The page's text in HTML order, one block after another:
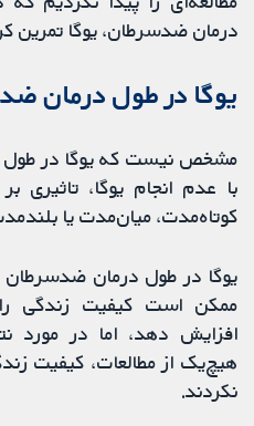
درمان ضدسرطان، یوگا تمرین
یوگا در طول درمان
مشخص نیست که یوگا در طول
با عدم انجام یوگا،
کوتاه‌مدت، میان‌مدت یا
یوگا در طول درمان ضدسرطان
ممکن است کیفیت زندگی
افزایش دهد، اما در مورد
هیچ‌یک از مطالعات، کیفیت
نکردند.